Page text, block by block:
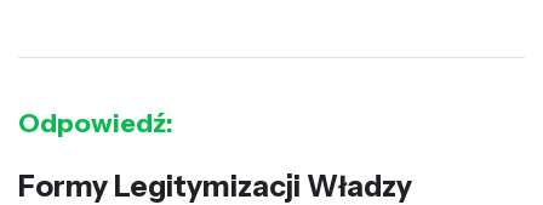
Odpowiedź:
Formy Legitymizacji Władzy